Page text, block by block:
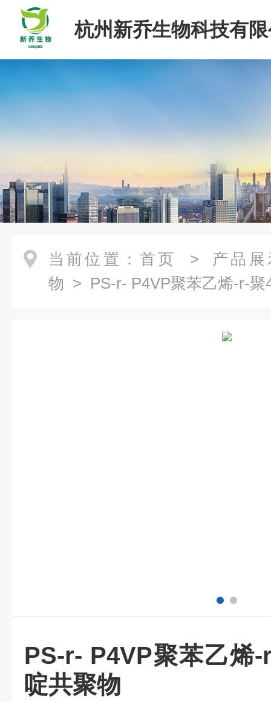
杭州新乔生物科技有
当前位置： 首页 > 产品展
物 > PS-r- P4VP聚苯乙烯-r-聚
PS-r- P4VP聚苯乙烯
啶共聚物